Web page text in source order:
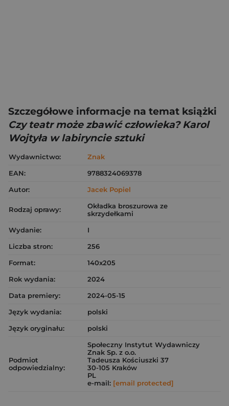
Szczegółowe informacje na temat książki
Czy teatr może zbawić człowieka? Karol
Wojtyła w labiryncie sztuki
Wydawnictwo:
Znak
EAN:
9788324069378
Autor:
Jacek Popiel
Rodzaj oprawy:
Okładka broszurowa ze
skrzydełkami
Wydanie:
I
Liczba stron:
256
Format:
140x205
Rok wydania:
2024
Data premiery:
2024-05-15
Język wydania:
polski
Język oryginału:
polski
Podmiot
odpowiedzialny:
Społeczny Instytut Wydawniczy
Znak Sp. z o.o.
Tadeusza Kościuszki 37
30-105 Kraków
PL
e-mail: [email protected]